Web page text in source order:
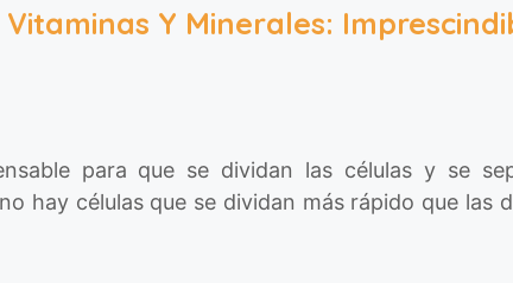
Vitaminas Y Minerales:
para que se dividan las células y se
hay células que se dividan más rápido que las